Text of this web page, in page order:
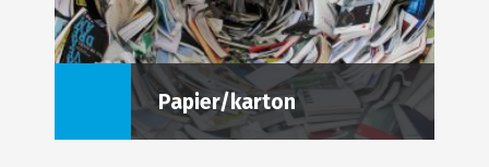
Papier/karton